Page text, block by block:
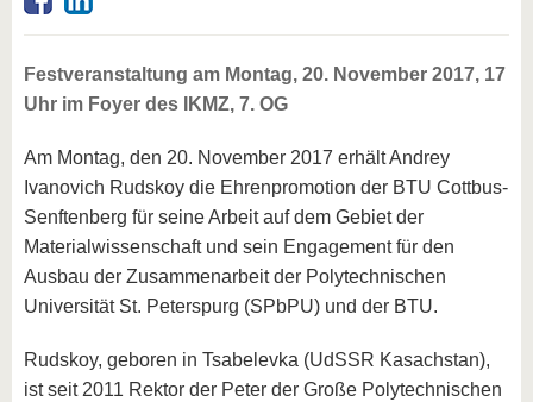
Festveranstaltung am Montag, 20. November 2017, 17
Uhr im Foyer des IKMZ, 7. OG
Am Montag, den 20. November 2017 erhält Andrey
Ivanovich Rudskoy die Ehrenpromotion der BTU Cottbus-
Senftenberg für seine Arbeit auf dem Gebiet der
Materialwissenschaft und sein Engagement für den
Ausbau der Zusammenarbeit der Polytechnischen
Universität St. Peterspurg (SPbPU) und der BTU.
Rudskoy, geboren in Tsabelevka (UdSSR Kasachstan),
ist seit 2011 Rektor der Peter der Große Polytechnischen